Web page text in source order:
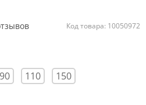
Код товара: 10050972
90 110 150